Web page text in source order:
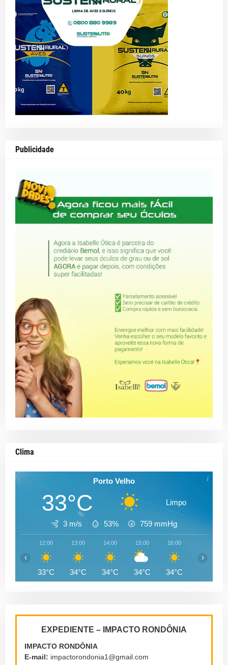
Publicidade
Clima
Porto Velho
33°C Limpo
3 m/s 53% 759 mmHg
12:00
33°C
13:00
34°C
14:00
34°C
15:00
34°C
16:00
34°C
‹ ›
EXPEDIENTE – IMPACTO RONDÔNIA
IMPACTO RONDÔNIA
E-mail: impactorondonia1@gmail.com